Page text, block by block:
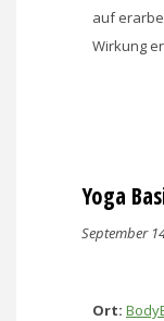
auf
Wirkung
Yoga
September
Ort: